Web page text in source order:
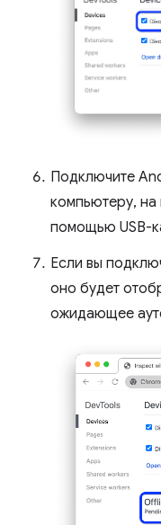
Подключите
компьютеру, на
помощью USB-
Если вы
оно будет
ожидающее